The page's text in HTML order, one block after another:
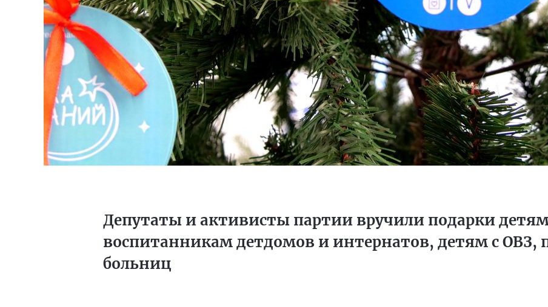
Депутаты и активисты партии вручили подарки
воспитанникам детдомов и интернатов, детям с ОВЗ,
больниц